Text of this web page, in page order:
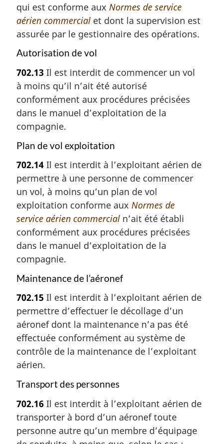
qui est conforme aux Normes de service
aérien commercial et dont la supervision est
assurée par le gestionnaire des opérations.
Autorisation de vol
702.13 Il est interdit de commencer un vol
à moins qu’il n’ait été autorisé
conformément aux procédures précisées
dans le manuel d’exploitation de la
compagnie.
Plan de vol exploitation
702.14 Il est interdit à l’exploitant aérien de
permettre à une personne de commencer
un vol, à moins qu’un plan de vol
exploitation conforme aux Normes de
service aérien commercial n’ait été établi
conformément aux procédures précisées
dans le manuel d’exploitation de la
compagnie.
Maintenance de l’aéronef
702.15 Il est interdit à l’exploitant aérien de
permettre d’effectuer le décollage d’un
aéronef dont la maintenance n’a pas été
effectuée conformément au système de
contrôle de la maintenance de l’exploitant
aérien.
Transport des personnes
702.16 Il est interdit à l’exploitant aérien de
transporter à bord d’un aéronef toute
personne autre qu’un membre d’équipage